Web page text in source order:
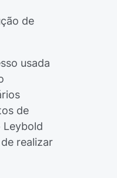
de
usada
de
Leybold
realizar